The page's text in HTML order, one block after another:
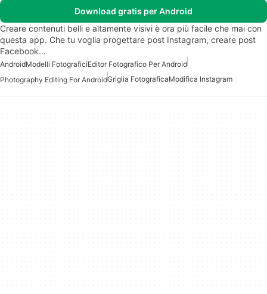
Download gratis per Android
Creare contenuti belli e altamente visivi è ora più facile che mai con
questa app. Che tu voglia progettare post Instagram, creare post
Facebook…
AndroidModelli FotograficiEditor Fotografico Per Android
Photography Editing For AndroidGriglia FotograficaModifica Instagram